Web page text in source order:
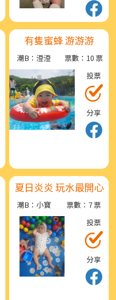
有隻蜜蜂 游游游
潮B：澄澄
票數：10 票
投票
分享
夏日炎炎 玩水最開心
潮B：小寶
票數：7 票
投票
分享